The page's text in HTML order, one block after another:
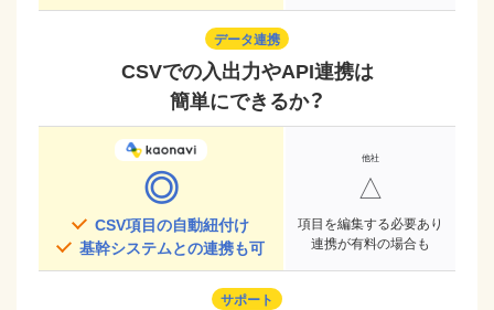
データ連携
CSVでの入出力やAPI連携は
簡単にできるか？
◎
CSV項目の自動紐付け
基幹システムとの連携も可
△
項目を編集する必要あり
連携が有料の場合も
サポート